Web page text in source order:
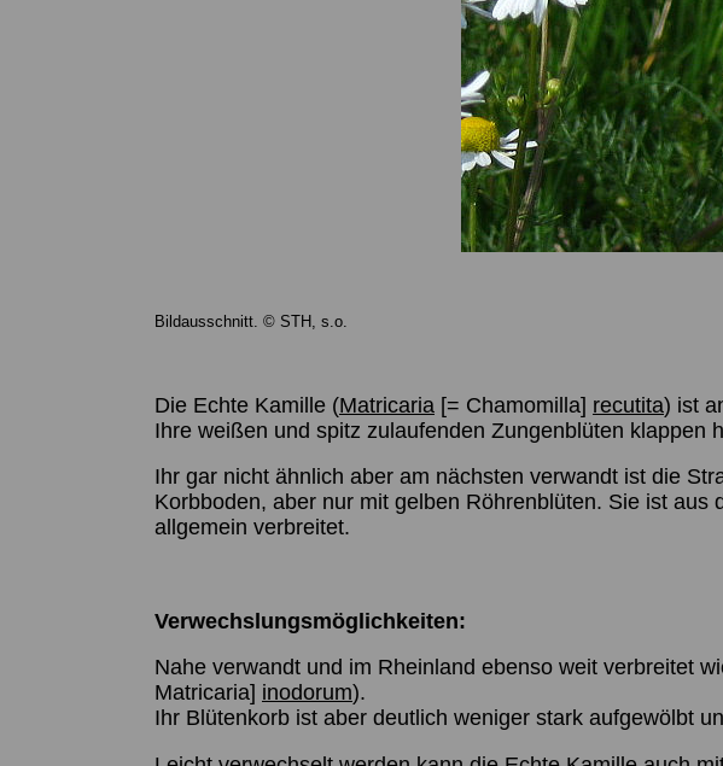
Bildausschnitt. © STH, s.o.
Die Echte Kamille (Matricaria [= Chamomilla] recutita) ist
Ihre weißen und spitz zulaufenden Zungenblüten klappen
Ihr gar nicht ähnlich aber am nächsten verwandt ist die
Korbboden, aber nur mit gelben Röhrenblüten. Sie ist
allgemein verbreitet.
Verwechslungsmöglichkeiten:
Nahe verwandt und im Rheinland ebenso weit verbreitet
Matricaria] inodorum).
Ihr Blütenkorb ist aber deutlich weniger stark aufgewölbt